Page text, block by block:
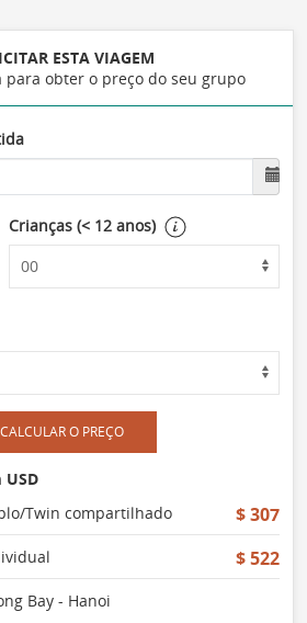
ESTA VIAGEM
para obter o preço do seu grupo
Crianças (< 12 anos)
CALCULAR O PREÇO
Twin compartilhado
$ 307
$ 522
Bay - Hanoi